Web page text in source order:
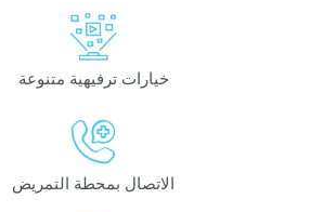
خيارات ترفيهية متنوعة
الاتصال بمحطة التمريض